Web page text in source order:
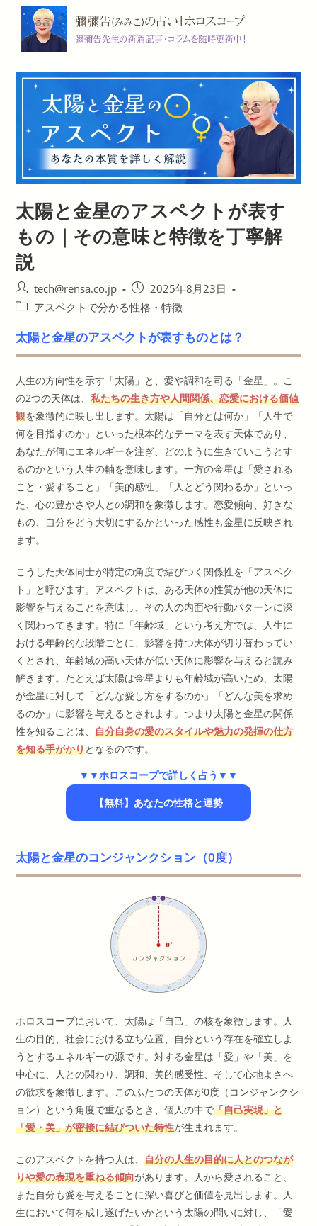
太陽と金星のアスペクトが表す
もの｜その意味と特徴を丁寧解
説
投
稿
tech@rensa.co.jp
投
稿
開
2025年8月23日
投
カ
テ
リ
ー:
アスペクトで分かる性格・特徴
太陽と金星のアスペクトが表すものとは？
人生の方向性を示す「太陽」と、愛や調和を司る「金星」。こ
の2つの天体は、私たちの生き方や人間関係、恋愛における価値
観を象徴的に映し出します。太陽は「自分とは何か」「人生で
何を目指すのか」といった根本的なテーマを表す天体であり、
あなたが何にエネルギーを注ぎ、どのように生きていこうとす
るのかという人生の軸を意味します。一方の金星は「愛される
こと・愛すること」「美的感性」「人とどう関わるか」といっ
た、心の豊かさや人との調和を象徴します。恋愛傾向、好きな
もの、自分をどう大切にするかといった感性も金星に反映され
ます。
こうした天体同士が特定の角度で結びつく関係性を「アスペク
ト」と呼びます。アスペクトは、ある天体の性質が他の天体に
影響を与えることを意味し、その人の内面や行動パターンに深
く関わってきます。特に「年齢域」という考え方では、人生に
おける年齢的な段階ごとに、影響を持つ天体が切り替わってい
くとされ、年齢域の高い天体が低い天体に影響を与えると読み
解きます。たとえば太陽は金星よりも年齢域が高いため、太陽
が金星に対して「どんな愛し方をするのか」「どんな美を求め
るのか」に影響を与えるとされます。つまり太陽と金星の関係
性を知ることは、自分自身の愛のスタイルや魅力の発揮の仕方
を知る手がかりとなるのです。
▼▼ホロスコープで詳しく占う▼▼
【無料】あなたの性格と運勢
太陽と金星のコンジャンクション（0度）
ホロスコープにおいて、太陽は「自己」の核を象徴します。人
生の目的、社会における立ち位置、自分という存在を確立しよ
うとするエネルギーの源です。対する金星は「愛」や「美」を
中心に、人との関わり、調和、美的感受性、そして心地よさへ
の欲求を象徴します。このふたつの天体が0度（コンジャンクシ
ョン）という角度で重なるとき、個人の中で「自己実現」と
「愛・美」が密接に結びついた特性が生まれます。
このアスペクトを持つ人は、自分の人生の目的に人とのつなが
りや愛の表現を重ねる傾向があります。人から愛されること、
また自分も愛を与えることに深い喜びと価値を見出します。人
生において何を成し遂げたいかという太陽の問いに対し、「愛